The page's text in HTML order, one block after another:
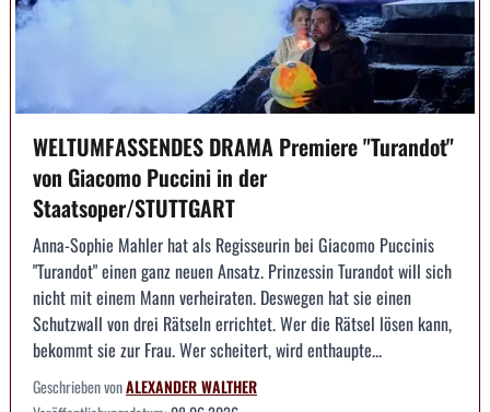
WELTUMFASSENDES DRAMA Premiere "Turandot"
von Giacomo Puccini in der
Staatsoper/STUTTGART
Anna-Sophie Mahler hat als Regisseurin bei Giacomo Puccinis
"Turandot" einen ganz neuen Ansatz. Prinzessin Turandot will sich
nicht mit einem Mann verheiraten. Deswegen hat sie einen
Schutzwall von drei Rätseln errichtet. Wer die Rätsel lösen kann,
bekommt sie zur Frau. Wer scheitert, wird enthaupte...
Geschrieben vonALEXANDER WALTHER